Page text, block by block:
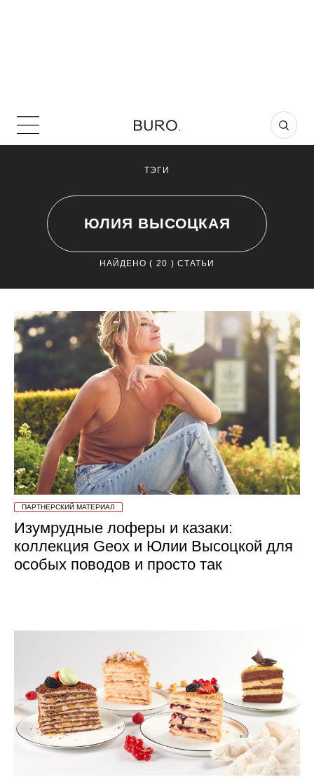
ТЭГИ
ЮЛИЯ ВЫСОЦКАЯ
НАЙДЕНО ( 20 ) СТАТЬИ
ПАРТНЕРСКИЙ МАТЕРИАЛ
Изумрудные лоферы и казаки:
коллекция Geox и Юлии Высоцкой для
особых поводов и просто так